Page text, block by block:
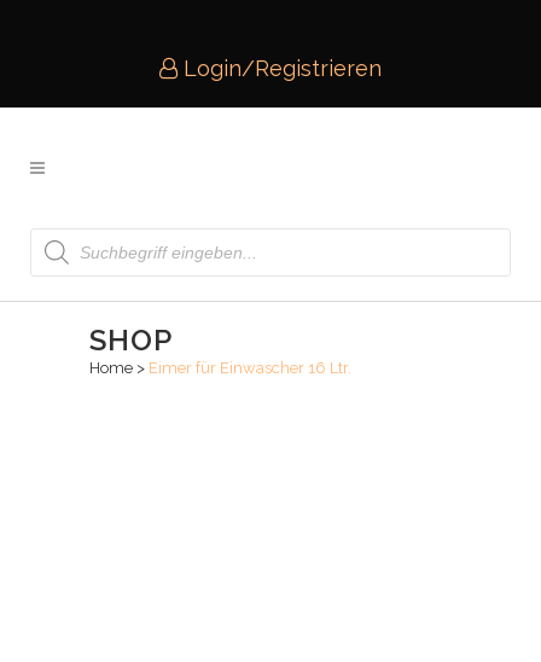
Login/Registrieren
Products
search
SHOP
Home > Eimer für Einwascher 16 Ltr.